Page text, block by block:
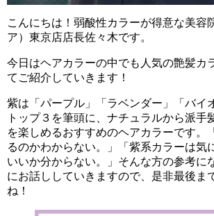
こんにちは！弱酸性カラーが得意な美容
ア）東京店店長佐々木です。
今日はヘアカラーの中でも人気の艶髪カ
てご紹介していきます！
紫は「パープル」「ラベンダー」「バイ
トップ３を筆頭に、ナチュラルから派手
を楽しめるおすすめのヘアカラーです。
るのかわからない。」「紫系カラーは気
いいか分からない。」そんな方の参考に
にお話ししていきますので、是非最後ま
ね！